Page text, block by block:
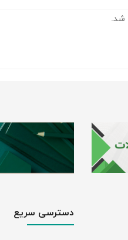
شد.
دسترسی سریع